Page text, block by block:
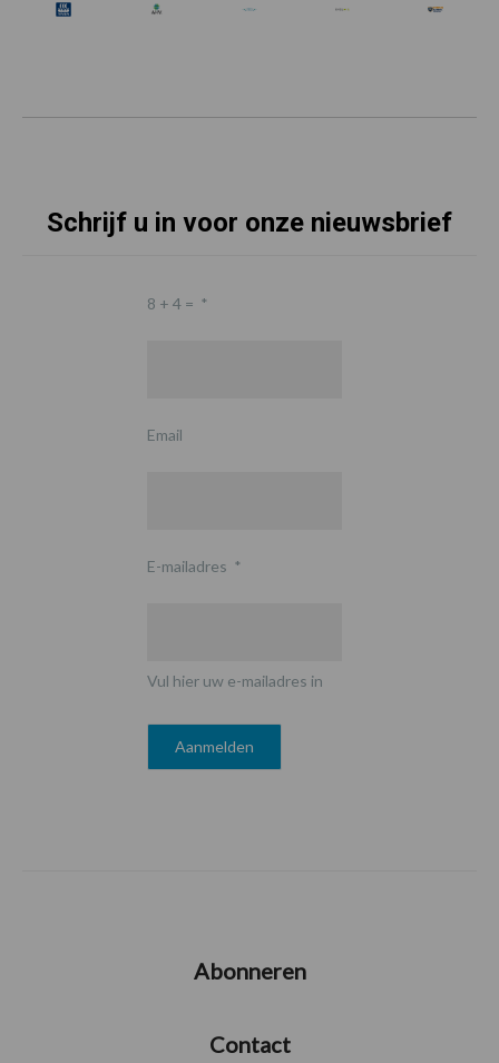
Schrijf u in voor onze nieuwsbrief
8 + 4 = *
Email
E-mailadres *
Vul hier uw e-mailadres in
Abonneren
Contact